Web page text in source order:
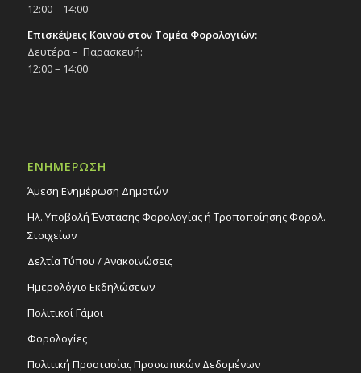
12:00 – 14:00
Επισκέψεις Κοινού στον Τομέα Φορολογιών:
Δευτέρα – Παρασκευή:
12:00 – 14:00
ΕΝΗΜΕΡΩΣΗ
Άμεση Ενημέρωση Δημοτών
Ηλ. Υποβολή Ένστασης Φορολογίας ή Τροποποίησης Φορολ.
Στοιχείων
Δελτία Τύπου / Ανακοινώσεις
Ημερολόγιο Εκδηλώσεων
Πολιτικοί Γάμοι
Φορολογίες
Πολιτική Προστασίας Προσωπικών Δεδομένων